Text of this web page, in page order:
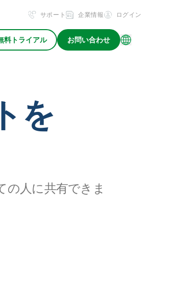
サポート 企業情報 ログイン
料トライアル お問い合わせ
を
の人に共有できま